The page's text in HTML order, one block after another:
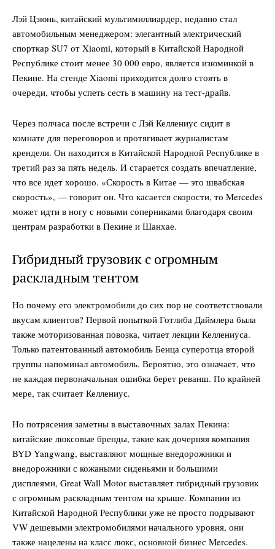
Лэй Цзюнь, китайский мультимиллиардер, недавно стал
автомобильным менеджером: элегантный электрический
спорткар SU7 от Xiaomi, который в Китайской Народной
Республике стоит менее 30 000 евро, является изюминкой в
Пекине. На стенде Xiaomi приходится долго стоять в
очереди, чтобы успеть сесть в машину на тест-драйв.
Через полчаса после встречи с Лэй Келлениус сидит в
комнате для переговоров и протягивает журналистам
крендели. Он находится в Китайской Народной Республике в
третий раз за пять недель. И старается создать впечатление,
что все идет хорошо. «Скорость в Китае — это швабская
скорость», — говорит он. Что касается скорости, то Mercedes
может идти в ногу с новыми соперниками благодаря своим
центрам разработки в Пекине и Шанхае.
Гибридный грузовик с огромным
раскладным тентом
Но почему его электромобили до сих пор не соответствовали
вкусам клиентов? Первой попыткой Готлиба Даймлера была
также моторизованная повозка, читает лекции Келлениуса.
Только патентованный автомобиль Бенца суперотца второй
группы напоминал автомобиль. Вероятно, это означает, что
не каждая первоначальная ошибка берет реванш. По крайней
мере, так считает Келлениус.
Но потрясения заметны в выставочных залах Пекина:
китайские люксовые бренды, такие как дочерняя компания
BYD Yangwang, выставляют мощные внедорожники и
внедорожники с кожаными сиденьями и большими
дисплеями, Great Wall Motor выставляет гибридный грузовик
с огромным раскладным тентом на крыше. Компании из
Китайской Народной Республики уже не просто подрывают
VW дешевыми электромобилями начального уровня, они
также нацелены на класс люкс, основной бизнес Mercedes.